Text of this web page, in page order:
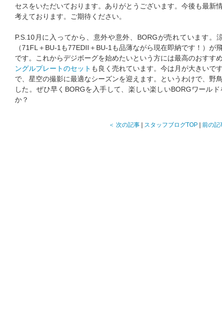
セスをいただいております。ありがとうございます。今後も最新
考えております。ご期待ください。
P.S.10月に入ってから、意外や意外、BORGが売れています。
（71FL＋BU-1も77EDII＋BU-1も品薄ながら現在即納です！）が
です。これからデジボーグを始めたいという方には最高のおすす
ングルプレートのセット も良く売れています。今は月が大きいで
で、星空の撮影に最適なシーズンを迎えます。というわけで、野
した。ぜひ早くBORGを入手して、楽しい楽しいBORGワール
か？
＜ 次の記事 スタッフブログTOP 前の記